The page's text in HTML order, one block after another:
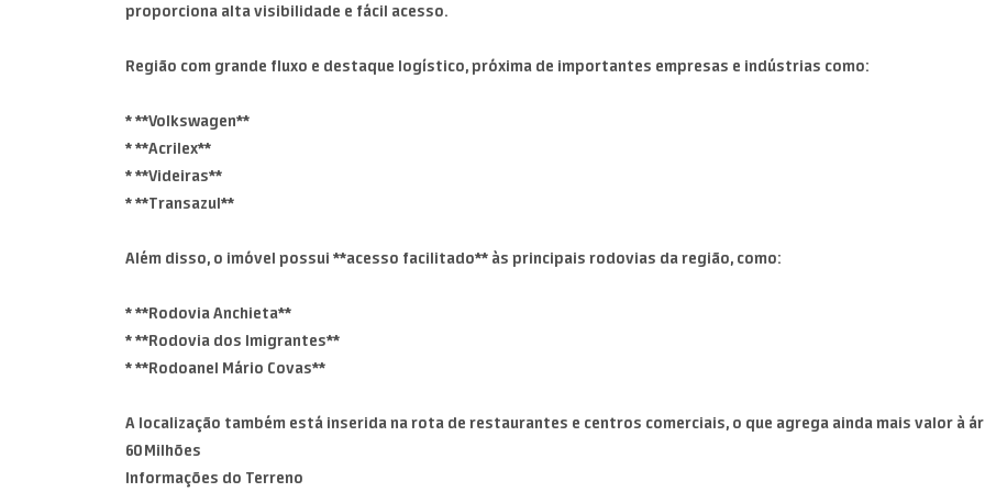
proporciona alta visibilidade e fácil acesso.
Região com grande fluxo e destaque logístico, próxima de importantes empresas e indústrias como:
* **Volkswagen**
* **Acrilex**
* **Videiras**
* **Transazul**
Além disso, o imóvel possui **acesso facilitado** às principais rodovias da região, como:
* **Rodovia Anchieta**
* **Rodovia dos Imigrantes**
* **Rodoanel Mário Covas**
A localização também está inserida na rota de restaurantes e centros comerciais, o que agrega ainda mais valor à
60 Milhões
Informações do Terreno